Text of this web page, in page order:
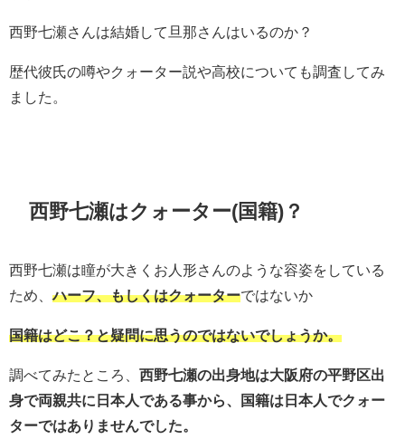
西野七瀬さんは結婚して旦那さんはいるのか？
歴代彼氏の噂やクォーター説や高校についても調査してみ
ました。
西野七瀬はクォーター(国籍)？
西野七瀬は瞳が大きくお人形さんのような容姿をしている
ため、 ハーフ、もしくはクォーターではないか
国籍はどこ？と疑問に思うのではないでしょうか。
調べてみたところ、 西野七瀬の出身地は大阪府の平野区出
身で両親共に日本人である事から、国籍は日本人でクォー
ターではありませんでした。